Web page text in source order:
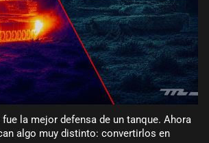
la mejor defensa de un tanque. Ahora
algo muy distinto: convertirlos en